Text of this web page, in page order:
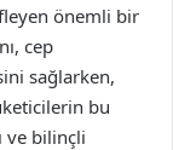
önemli bir
cep
sağlarken,
bu
ve bilinçli